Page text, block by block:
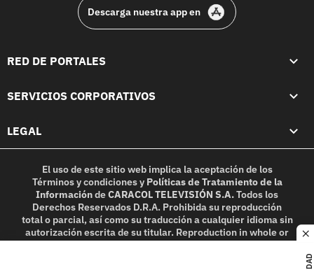
Descarga nuestra app en
RED DE PORTALES
SERVICIOS CORPORATIVOS
LEGAL
El uso de este sitio web implica la aceptación de los
Términos y condicionesy Políticas de Tratamiento de la
InformacióndeCARACOL TELEVISIÓN S.A.Todos los
Derechos Reservados D.R.A. Prohibida su reproducción
total o parcial, así como su traducción a cualquier idioma sin
autorización escrita de su titular. Reproduction in whole or